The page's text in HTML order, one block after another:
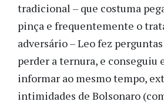
tradicional – que costuma
pinça e frequentemente o
adversário – Leo fez
perder a ternura, e conseguiu
informar ao mesmo tempo,
intimidades de Bolsonaro